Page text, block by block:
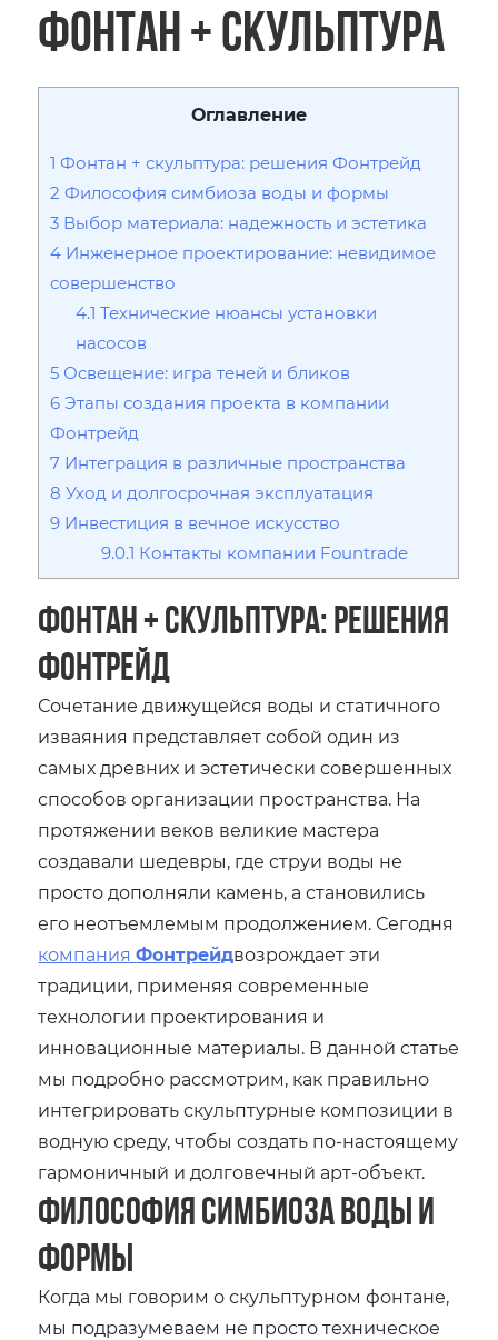
Фонтан + скульптура
Оглавление
1 Фонтан + скульптура: решения Фонтрейд
2 Философия симбиоза воды и формы
3 Выбор материала: надежность и эстетика
4 Инженерное проектирование: невидимое
совершенство
4.1 Технические нюансы установки
насосов
5 Освещение: игра теней и бликов
6 Этапы создания проекта в компании
Фонтрейд
7 Интеграция в различные пространства
8 Уход и долгосрочная эксплуатация
9 Инвестиция в вечное искусство
9.0.1 Контакты компании Fountrade
Фонтан + скульптура: решения
Фонтрейд
Сочетание движущейся воды и статичного
изваяния представляет собой один из
самых древних и эстетически совершенных
способов организации пространства. На
протяжении веков великие мастера
создавали шедевры, где струи воды не
просто дополняли камень, а становились
его неотъемлемым продолжением. Сегодня
компанияФонтрейдвозрождает эти
традиции, применяя современные
технологии проектирования и
инновационные материалы. В данной статье
мы подробно рассмотрим, как правильно
интегрировать скульптурные композиции в
водную среду, чтобы создать по-настоящему
гармоничный и долговечный арт-объект.
Философия симбиоза воды и
формы
Когда мы говорим о скульптурном фонтане,
мы подразумеваем не просто техническое